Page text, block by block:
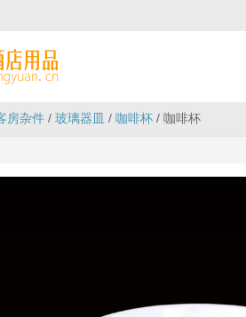
房杂件 / 玻璃器皿 / 咖啡杯 / 咖啡杯